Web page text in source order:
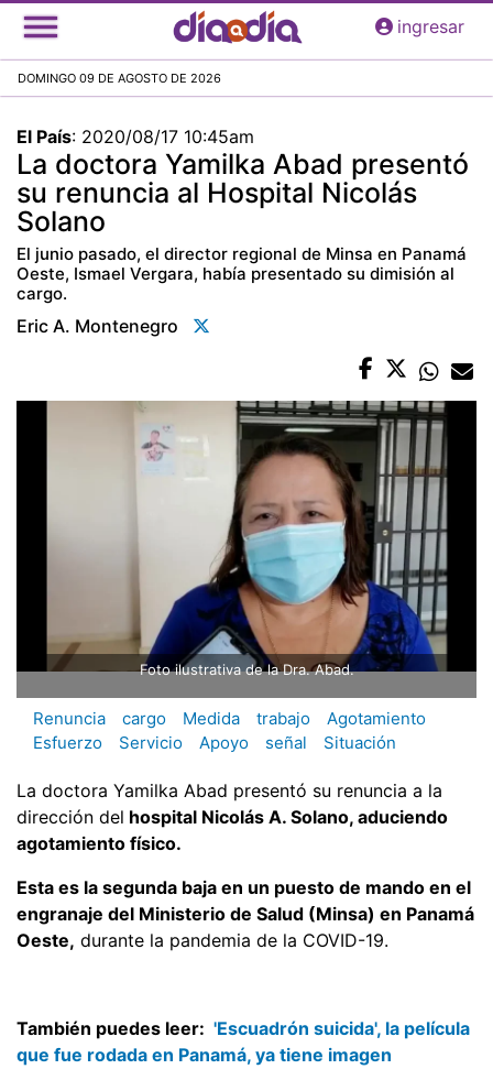
Pasar
al
principal
ingresar
DOMINGO 09 DE AGOSTO DE 2026
El País: 2020/08/17 10:45am
La doctora Yamilka Abad presentó
su renuncia al Hospital Nicolás
Solano
El junio pasado, el director regional de Minsa en Panamá
Oeste, Ismael Vergara, había presentado su dimisión al
cargo.
Eric A. Montenegro
Foto ilustrativa de la Dra. Abad.
Renuncia cargo Medida trabajo
Agotamiento
Esfuerzo
Servicio Apoyo señal Situación
La doctora Yamilka Abad presentó su renuncia a la
dirección del hospital Nicolás A. Solano, aduciendo
agotamiento físico.
Esta es la segunda baja en un puesto de mando en el
engranaje del Ministerio de Salud (Minsa) en Panamá
Oeste, durante la pandemia de la COVID-19.
También puedes leer: 'Escuadrón suicida', la película
que fue rodada en Panamá, ya tiene imagen